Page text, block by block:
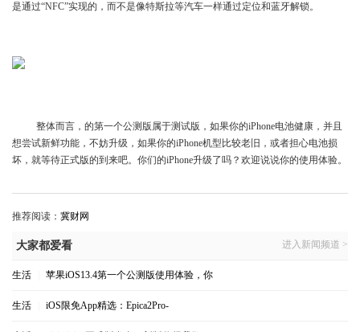
是通过“NFC”实现的，而不是像特斯拉等汽车一样通过定位和蓝牙解锁。
整体而言，的第一个公测版属于测试版，如果你的iPhone电池健康，并且
想尝试新鲜功能，不妨升级，如果你的iPhone机型比较老旧，或者担心电池损
坏，就等待正式版的到来吧。你们的iPhone升级了吗？欢迎说说你的使用体验。
推荐阅读： 冀财网
大家都爱看 进入新闻频道 >
生活 苹果iOS13.4第一个公测版使用体验，你
生活 iOS限免App精选：Epica2Pro-